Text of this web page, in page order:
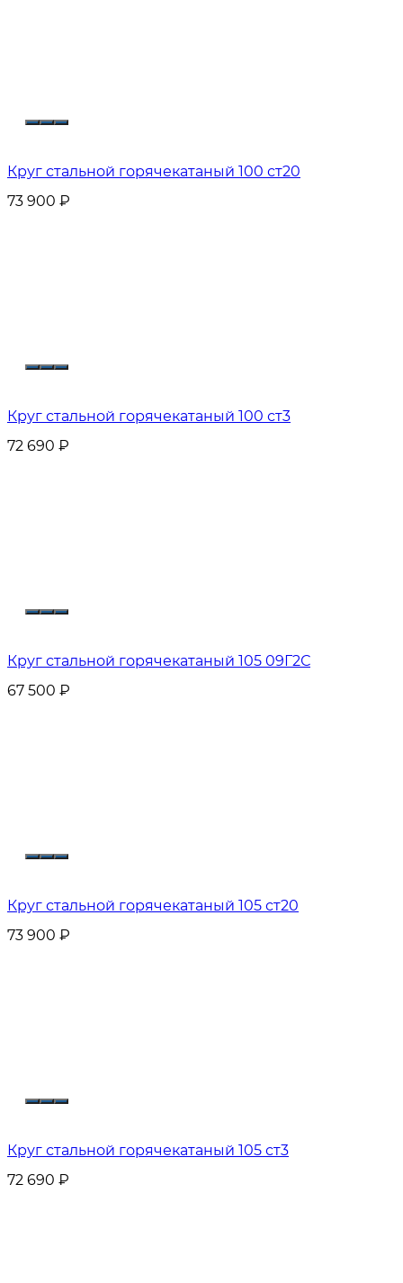
Круг стальной горячекатаный 100 ст20
73 900 ₽
Круг стальной горячекатаный 100 ст3
72 690 ₽
Круг стальной горячекатаный 105 09Г2С
67 500 ₽
Круг стальной горячекатаный 105 ст20
73 900 ₽
Круг стальной горячекатаный 105 ст3
72 690 ₽